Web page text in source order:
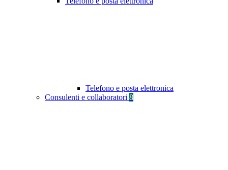
Telefono e posta elettronica
Consulenti e collaboratori 8